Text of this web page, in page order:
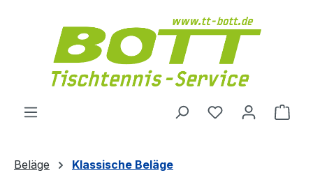
Du hast 0
Beläge Klassische Beläge